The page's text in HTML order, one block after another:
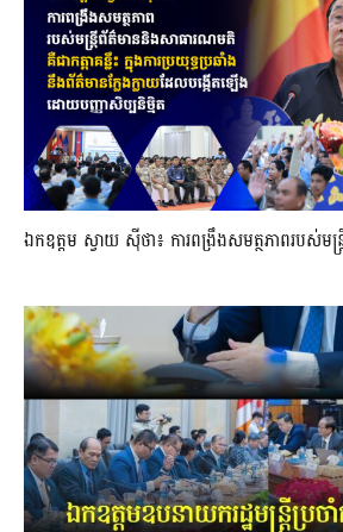
ឯកឧត្តម ស្វាយ ស៊ីថា៖ ការពង្រឹងសមត្ថភាពរបស់មន្